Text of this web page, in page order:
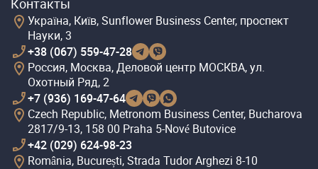
Україна, Київ, Sunflower Business Center, проспект
Науки, 3
+38 (067) 559-47-28
Россия, Москва, Деловой центр МОСКВА, ул.
Охотный Ряд, 2
+7 (936) 169-47-64
Czech Republic, Metronom Business Center, Bucharova
2817/9-13, 158 00 Praha 5-Nové Butovice
+42 (029) 624-98-23
România, București, Strada Tudor Arghezi 8-10